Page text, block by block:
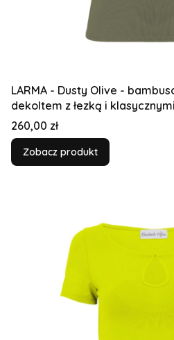
LARMA - Dusty Olive -
dekoltem z łezką i
Cena
260,00 zł
Zobacz produkt